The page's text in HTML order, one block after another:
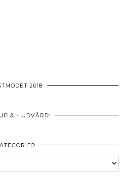
2018
& HUDVÅRD: